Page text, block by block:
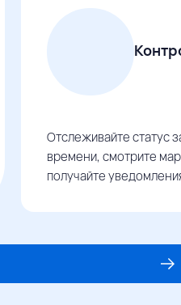
Отслеживайте статус
времени, смотрите
получайте